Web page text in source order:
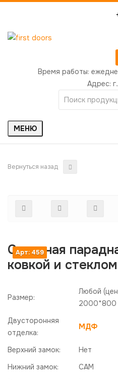
Время работы:
Адрес:
МЕНЮ
Арт: 459
Стальная
ковкой и стеклом
Размер:
Любой
2000*800
Двусторонняя
отделка:
МДФ
Верхний замок:
Нет
Нижний замок:
САМ